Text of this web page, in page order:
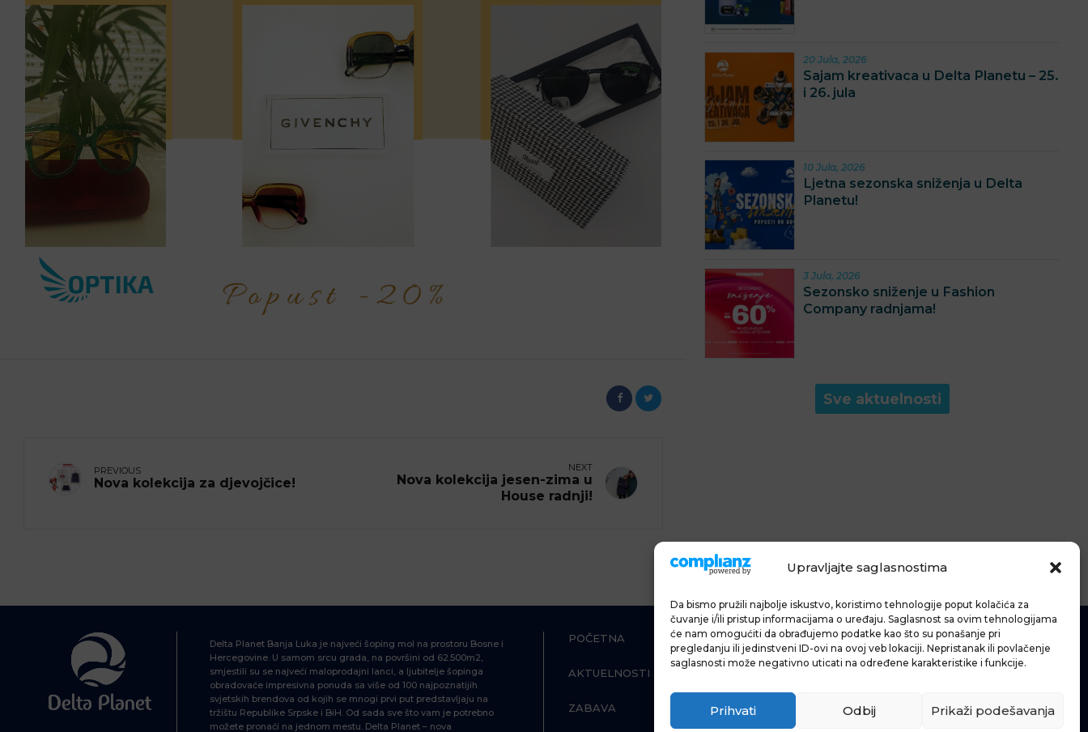
Upravljajte saglasnostima
Da bismo pružili najbolje iskustvo, koristimo tehnologije poput kolačića za
čuvanje i/ili pristup informacijama o uređaju. Saglasnost sa ovim tehnologijama
će nam omogućiti da obrađujemo podatke kao što su ponašanje pri
pregledanju ili jedinstveni ID-ovi na ovoj veb lokaciji. Nepristanak ili povlačenje
saglasnosti može negativno uticati na određene karakteristike i funkcije.
Prihvati Odbij Prikaži podešavanja
PREVIOUS
Nova kolekcija za djevojčice!
NEXT
Nova kolekcija jesen-zima u
House radnji!
20 Jula, 2026
Sajam kreativaca u Delta Planetu – 25.
i 26. jula
10 Jula, 2026
Ljetna sezonska sniženja u Delta
Planetu!
3 Jula, 2026
Sezonsko sniženje u Fashion
Company radnjama!
Sve aktuelnosti
Delta Planet Banja Luka je najveći šoping mol na prostoru Bosne i
Hercegovine. U samom srcu grada, na površini od 62.500m2,
smjestili su se najveći maloprodajni lanci, a ljubitelje šopinga
obradovaće impresivna ponuda sa više od 100 najpoznatijih
svjetskih brendova od kojih se mnogi prvi put predstavljaju na
tržištu Republike Srpske i BiH. Od sada sve što vam je potrebno
možete pronaći na jednom mestu. Delta Planet – nova
POČETNA ŠOPING
AKTUELNOSTI HRANA I PIĆE
ZABAVA INFORMACIJE